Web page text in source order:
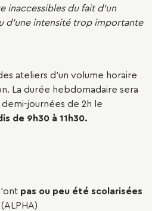
inaccessibles du fait d’un
d’une intensité trop importante
ateliers d’un volume horaire
La durée hebdomadaire sera
journées de 2h le
de 9h30 à 11h30.
pas ou peu été scolarisées
(ALPHA)